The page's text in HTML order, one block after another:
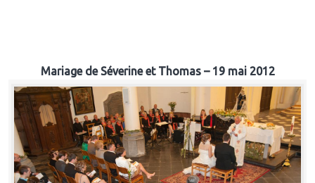
Mariage de Séverine et Thomas – 19 mai 2012